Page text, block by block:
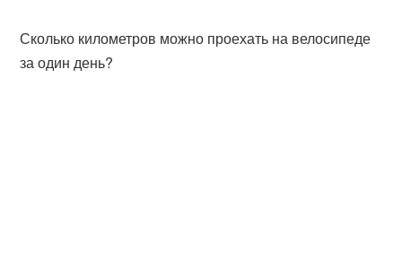
Сколько километров можно проехать на велосипеде
за один день?